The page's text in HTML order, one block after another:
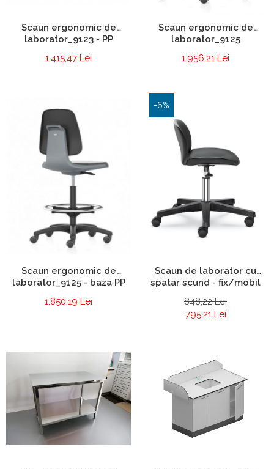
Scaun ergonomic de
laborator_9123 - PP
1.415,47 Lei
Scaun ergonomic de
laborator_9125
1.956,21 Lei
Scaun ergonomic de
laborator_9125 - baza PP
1.850,19 Lei
-6%
Scaun de laborator cu
spatar scund - fix/mobil
848,22 Lei
795,21 Lei